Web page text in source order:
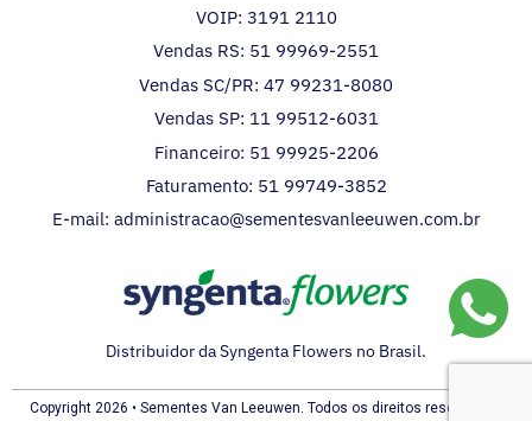
VOIP: 3191 2110
Vendas RS: 51 99969-2551
Vendas SC/PR: 47 99231-8080
Vendas SP: 11 99512-6031
Financeiro: 51 99925-2206
Faturamento: 51 99749-3852
E-mail: administracao@sementesvanleeuwen.com.br
Distribuidor da Syngenta Flowers no Brasil.
Copyright 2026 • Sementes Van Leeuwen. Todos os direitos reservados.